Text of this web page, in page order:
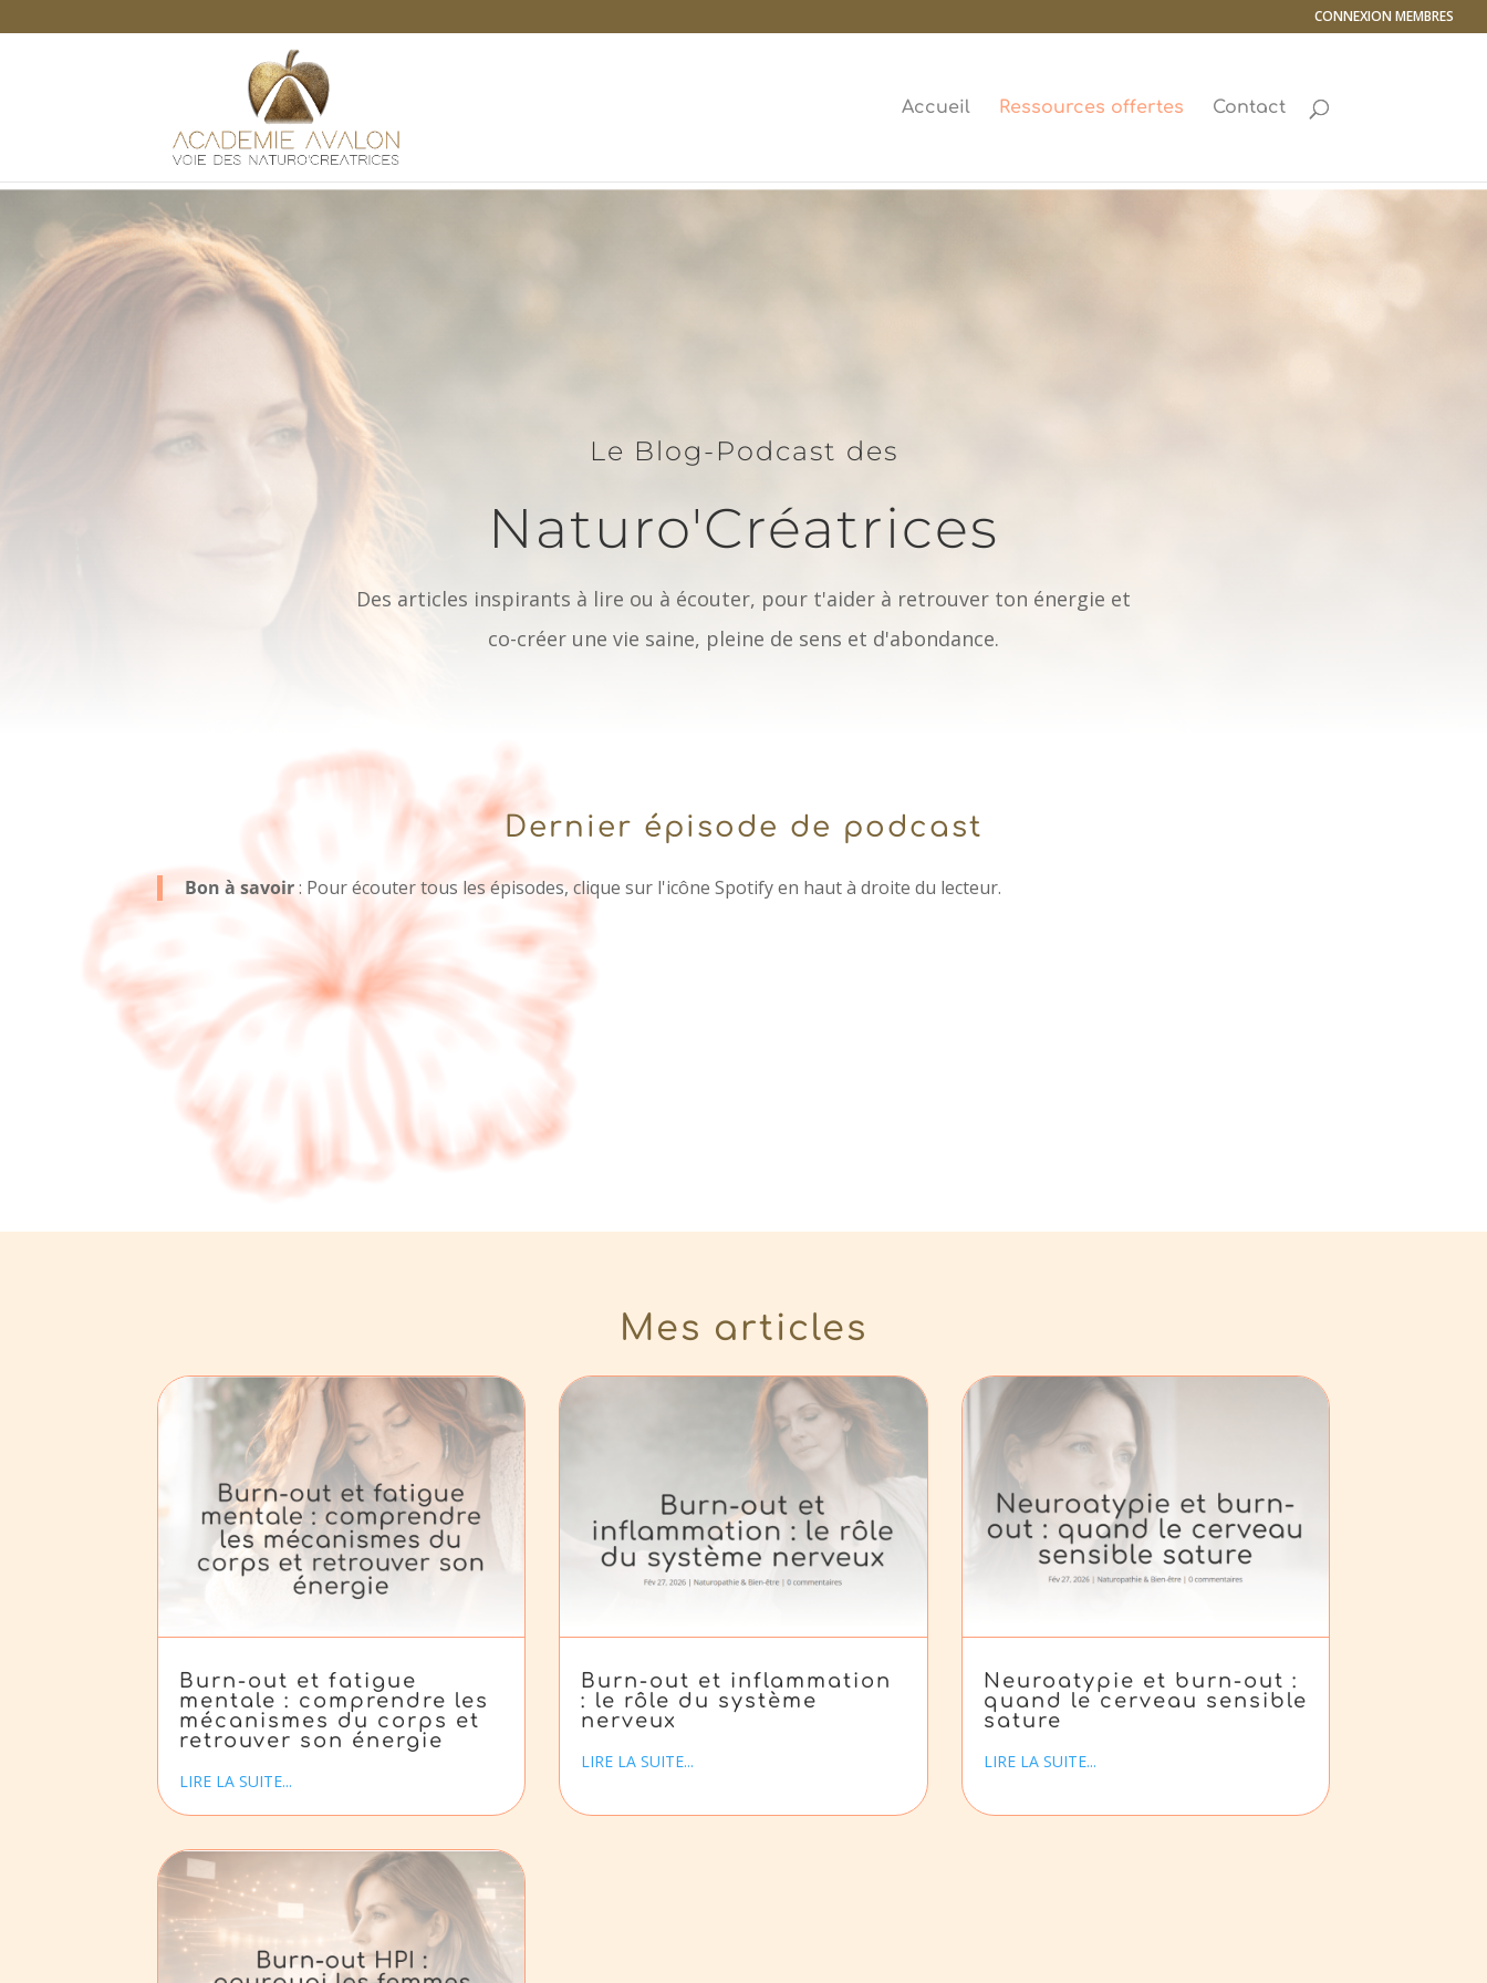
CONNEXION MEMBRES
Accueil Ressources offertes Contact
Le Blog-Podcast des
Naturo'Créatrices
Des articles inspirants à lire ou à écouter, pour t'aider à retrouver ton énergie et
co-créer une vie saine, pleine de sens et d'abondance.
Dernier épisode de podcast
Bon à savoir: Pour écouter tous les épisodes, clique sur l'icône Spotify en haut à droite du lecteur.
Mes articles
Burn-out et fatigue
mentale : comprendre les
mécanismes du corps et
retrouver son énergie
LIRE LA SUITE...
Burn-out et inflammation
: le rôle du système
nerveux
LIRE LA SUITE...
Neuroatypie et burn-out :
quand le cerveau sensible
sature
LIRE LA SUITE...